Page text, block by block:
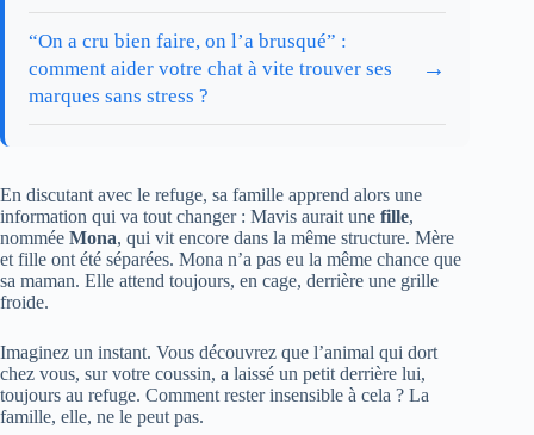
“On a cru bien faire, on l’a brusqué” :
comment aider votre chat à vite trouver ses
marques sans stress ?
→
En discutant avec le refuge, sa famille apprend alors une
information qui va tout changer : Mavis aurait une fille,
nommée Mona, qui vit encore dans la même structure. Mère
et fille ont été séparées. Mona n’a pas eu la même chance que
sa maman. Elle attend toujours, en cage, derrière une grille
froide.
Imaginez un instant. Vous découvrez que l’animal qui dort
chez vous, sur votre coussin, a laissé un petit derrière lui,
toujours au refuge. Comment rester insensible à cela ? La
famille, elle, ne le peut pas.